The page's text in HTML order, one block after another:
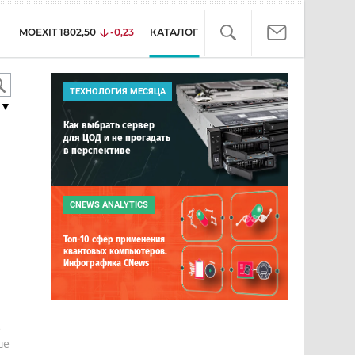
MOEXIT 1802,50 -0,23 КАТАЛОГ
ТЕХНОЛОГИЯ МЕСЯЦА
Как выбрать сервер
для ЦОД и не прогадать
в перспективе
CNEWS ANALYTICS
Топ-10 сфер применения
квантовых компьютеров.
Инфографика CNews